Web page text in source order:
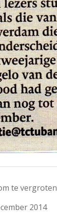
te vergroten
2014